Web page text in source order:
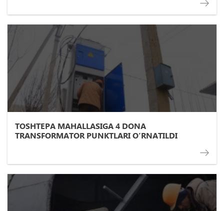
TOSHTEPA MAHALLASIGA 4 DONA
TRANSFORMATOR PUNKTLARI O’RNATILDI